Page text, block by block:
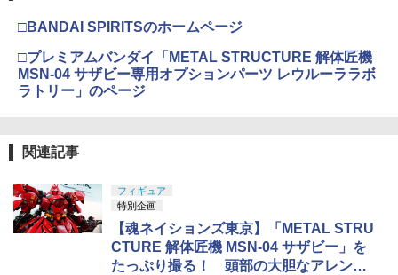
□BANDAI SPIRITSのホームページ
□プレミアムバンダイ「METAL STRUCTURE 解体匠機
MSN-04 サザビー専用オプションパーツ レウルーララボ
ラトリー」のページ
関連記事
フィギュア
特別企画
【魂ネイションズ東京】「METAL STRU
CTURE 解体匠機 MSN-04 サザビー」を
たっぷり撮る！ 頭部の大胆なアレン